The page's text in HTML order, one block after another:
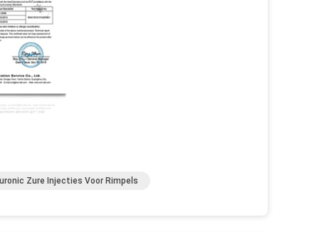
Zure Injecties Voor Rimpels